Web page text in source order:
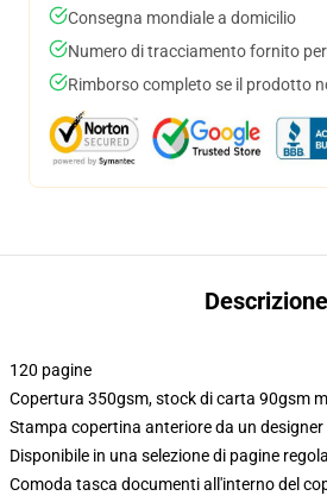
Consegna mondiale a domicilio
Numero di tracciamento fornito
Rimborso completo se il prodotto
Descrizione
120 pagine
Copertura 350gsm, stock di carta 90gsm m
Stampa copertina anteriore da un
Disponibile in una selezione di pagine
Comoda tasca documenti all'interno del